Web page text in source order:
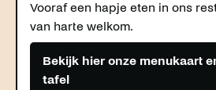
Vooraf een hapje eten in ons
van harte welkom.
Bekijk hier onze menukaart
tafel